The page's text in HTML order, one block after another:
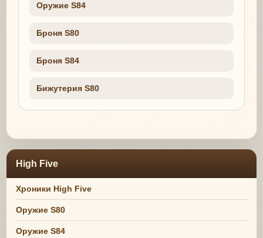
Оружие S84
Броня S80
Броня S84
Бижутерия S80
High Five
Хроники High Five
Оружие S80
Оружие S84